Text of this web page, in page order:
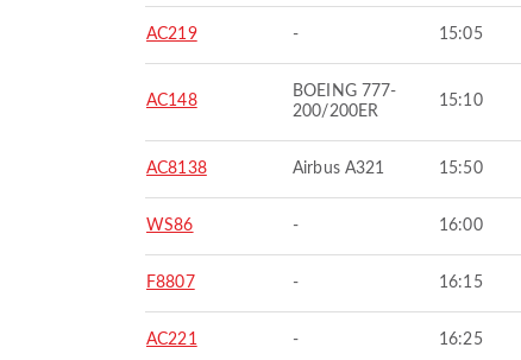
AC219 - 15:05
AC148
BOEING 777-
200/200ER
15:10
AC8138 Airbus A321 15:50
WS86 - 16:00
F8807 - 16:15
AC221 - 16:25